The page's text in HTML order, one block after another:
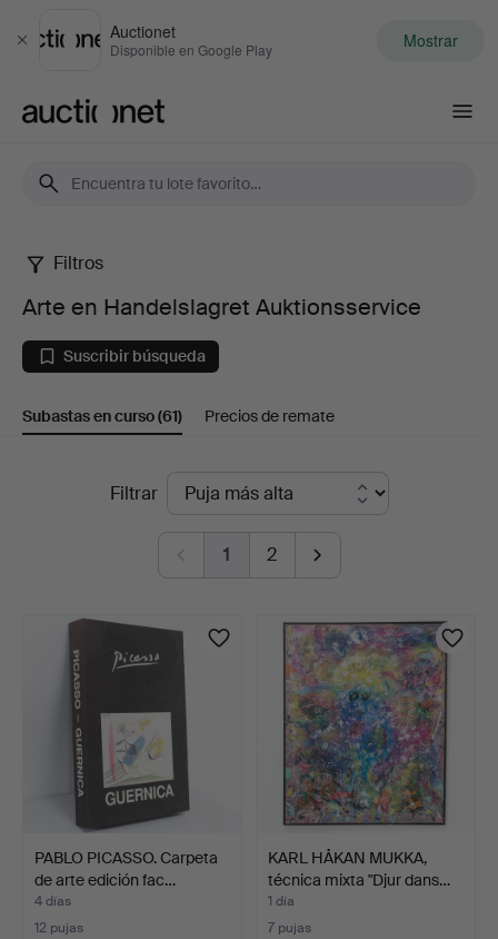
Cerrar
Auctionet
Disponible en Google Play Mostrar
Arte
en
Handelslagret
Auktionsservice
Filtros
Arte en Handelslagret Auktionsservice
Suscribir búsqueda
Subastas en curso(61) Precios de remate
SubastasFiltrar
1 2
PABLO PICASSO. Carpeta
de arte edición fac…
4 días
12 pujas
KARL HÅKAN MUKKA,
técnica mixta "Djur dans…
1 día
7 pujas